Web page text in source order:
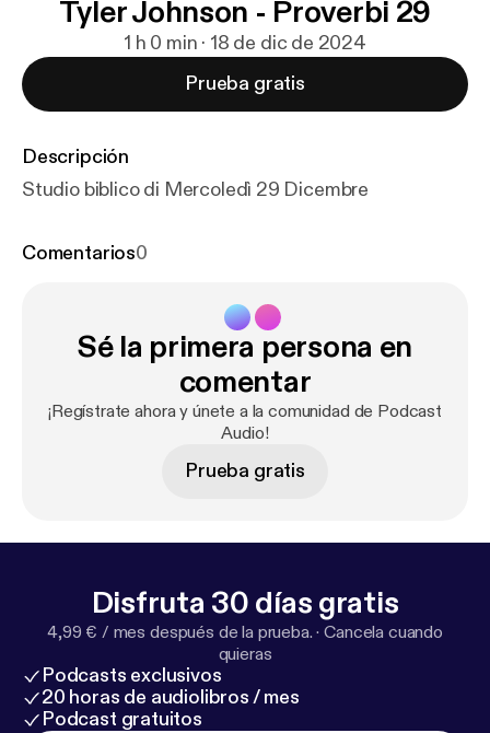
Tyler Johnson - Proverbi 29
1 h 0 min · 18 de dic de 2024
Prueba gratis
Descripción
Studio biblico di Mercoledì 29 Dicembre
Comentarios0
Sé la primera persona en
comentar
¡Regístrate ahora y únete a la comunidad de Podcast
Audio!
Prueba gratis
Disfruta 30 días gratis
4,99 € / mes después de la prueba. ·Cancela cuando
quieras
Podcasts exclusivos
20 horas de audiolibros / mes
Podcast gratuitos